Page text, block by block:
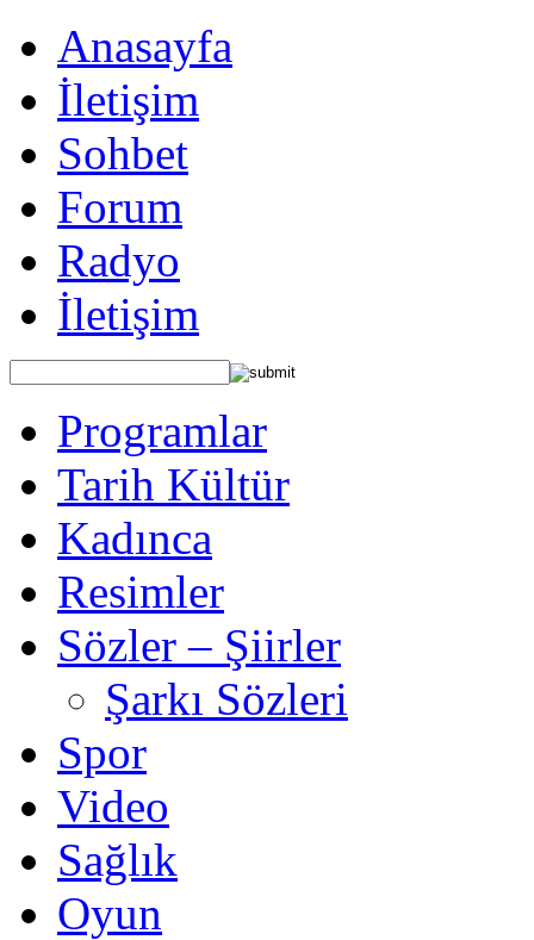
Anasayfa
İletişim
Sohbet
Forum
Radyo
İletişim
Programlar
Tarih Kültür
Kadınca
Resimler
Sözler – Şiirler
Şarkı Sözleri
Spor
Video
Sağlık
Oyun